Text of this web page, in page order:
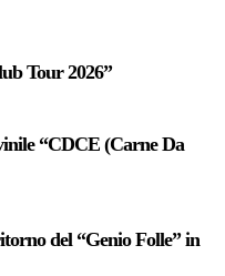
Tour 2026”
“CDCE (Carne Da
del “Genio Folle” in